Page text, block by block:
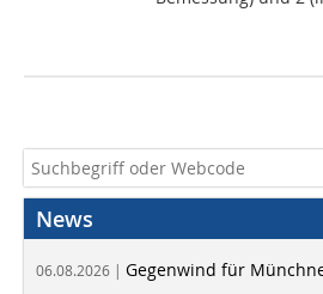
News
06.08.2026 | Gegenwind für